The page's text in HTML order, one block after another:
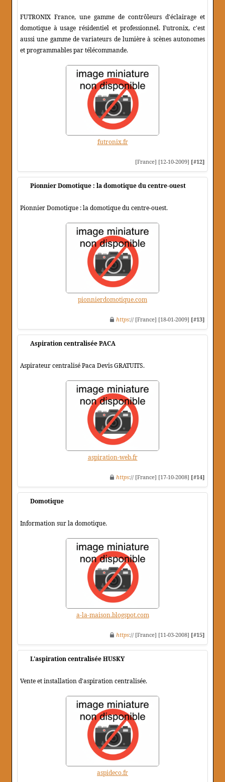
FUTRONIX France, une gamme de contrôleurs d'éclairage et
domotique à usage résidentiel et professionnel. Futronix, c'est
aussi une gamme de variateurs de lumière à scènes autonomes
et programmables par télécommande.
futronix.fr
[France] [12-10-2009] [#12]
Pionnier Domotique : la domotique du centre-ouest
Pionnier Domotique : la domotique du centre-ouest.
pionnierdomotique.com
https:// [France] [18-01-2009] [#13]
Aspiration centralisée PACA
Aspirateur centralisé Paca Devis GRATUITS.
aspiration-web.fr
https:// [France] [17-10-2008] [#14]
Domotique
Information sur la domotique.
a-la-maison.blogspot.com
https:// [France] [11-03-2008] [#15]
L'aspiration centralisée HUSKY
Vente et installation d'aspiration centralisée.
aspideco.fr